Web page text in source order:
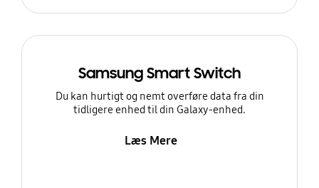
Samsung Smart Switch
Du kan hurtigt og nemt overføre data fra din
tidligere enhed til din Galaxy-enhed.
Læs Mere